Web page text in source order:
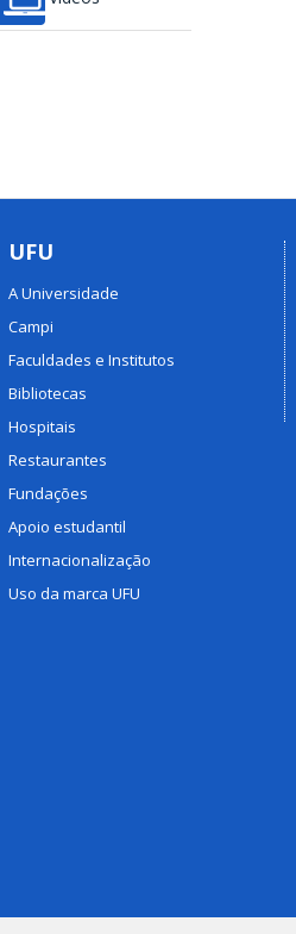
UFU
A Universidade
Campi
Faculdades e Institutos
Bibliotecas
Hospitais
Restaurantes
Fundações
Apoio estudantil
Internacionalização
Uso da marca UFU